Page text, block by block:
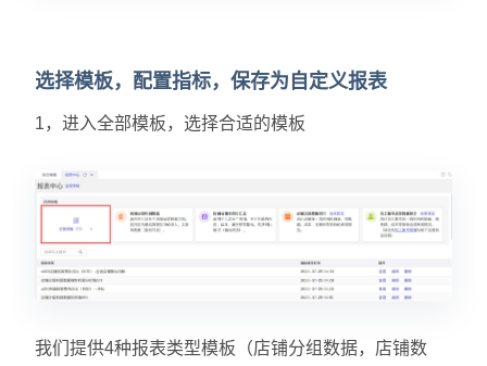
选择模板，配置指标，保存为自定义报表
1，进入全部模板，选择合适的模板
我们提供4种报表类型模板（店铺分组数据，店铺数